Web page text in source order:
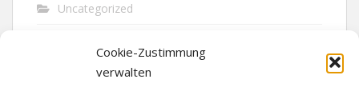
Cookie-Zustimmung
verwalten
Uncategorized
Vandalismus